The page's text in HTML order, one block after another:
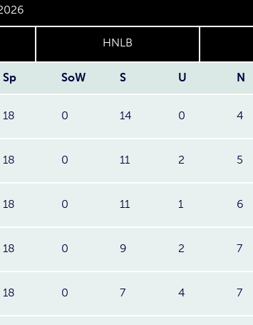
HNLB
Sp SoW S U N
18 0 14 0 4
18 0 11 2 5
18 0 11 1 6
18 0 9 2 7
18 0 7 4 7